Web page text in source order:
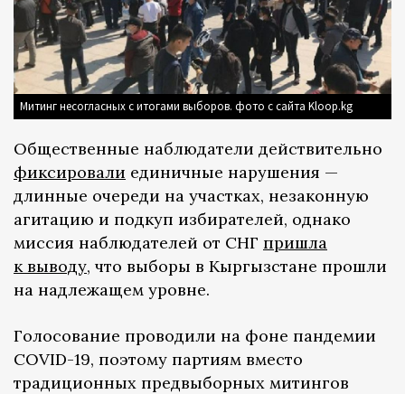
Митинг несогласных с итогами выборов. фото с сайта Kloop.kg
Общественные наблюдатели действительно
фиксировали единичные нарушения —
длинные очереди на участках, незаконную
агитацию и подкуп избирателей, однако
миссия наблюдателей от СНГ пришла
к выводу, что выборы в Кыргызстане прошли
на надлежащем уровне.
Голосование проводили на фоне пандемии
COVID-19, поэтому партиям вместо
традиционных предвыборных митингов